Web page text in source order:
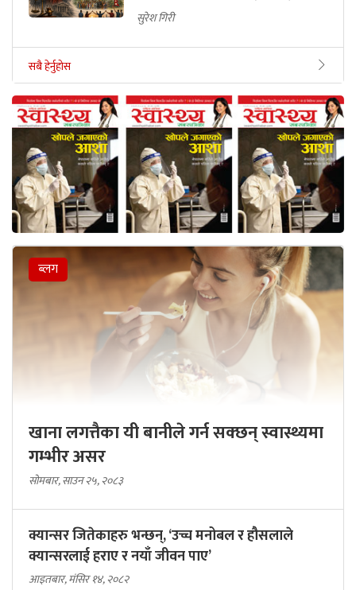
सुरेश गिरी
सबै हेर्नुहोस
ब्लग
खाना लगत्तैका यी बानीले गर्न सक्छन् स्वास्थ्यमा
गम्भीर असर
सोमबार, साउन २५, २०८३
क्यान्सर जितेकाहरु भन्छन्, ‘उच्च मनोबल र हौसलाले
क्यान्सरलाई हराए र नयाँ जीवन पाए’
आइतबार, मंसिर १४, २०८२